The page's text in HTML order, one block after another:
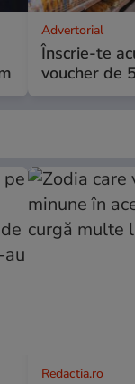
Advertorial
Înscrie-te
voucher de
Redactia.ro